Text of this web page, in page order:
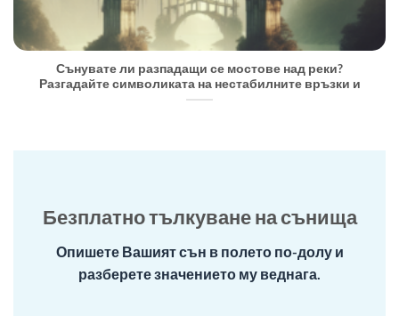
Сънувате ли разпадащи се мостове над реки?
Разгадайте символиката на нестабилните връзки и
Безплатно тълкуване на сънища
Опишете Вашият сън в полето по-долу и
разберете значението му веднага.